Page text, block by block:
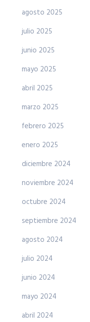
agosto 2025
julio 2025
junio 2025
mayo 2025
abril 2025
marzo 2025
febrero 2025
enero 2025
diciembre 2024
noviembre 2024
octubre 2024
septiembre 2024
agosto 2024
julio 2024
junio 2024
mayo 2024
abril 2024